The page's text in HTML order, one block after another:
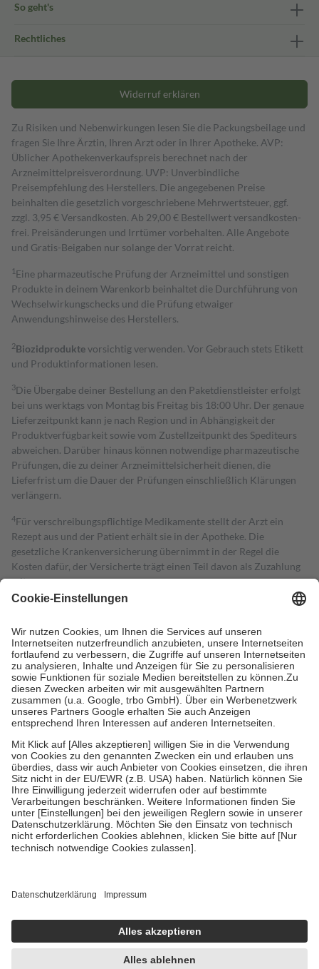
So geht's
Rechtliches
Widerruf erklären
Zu Risiken und Nebenwirkungen lesen Sie die Packungsbeilage und
fragen Sie Ihre Ärztin, Ihren Arzt oder in Ihrer Apotheke. AVP:
Üblicher Apothekenverkaufspreis berechnet nach der
Arzneimittelpreisverordnung. UVP: Unverbindliche
Preisempfehlung des Herstellers. Die angegebenen Preise
beinhalten die gesetzlich vorgeschriebene Mehrwertsteuer, ggf.
zzgl. 3,95 € Versandkosten. Ab 29,00 € Bestell­wert versand­kosten­
frei. Preisänderungen und Irrtümer vorbehalten. Alle Angebote
und Gratis-Beigaben nur solange der Vorrat reicht.
1 Eine pharmazeutische Prüfung der Arzneimittel und sonstigen
Produkte in deinem Warenkorb beinhaltet die Durchführung von
Wechselwirkungschecks und die Prüfung etwaiger
Anwendungshinweise des Herstellers.
2Biozidproduktevorsichtig verwenden. Vor Gebrauch stets Etikett
und Produktinformationen lesen.
3Die Übergabe deiner Bestellung an den Paketdienstleister erfolgt
bei uns werktags von Montag bis Freitag bis 18:00 Uhr. Der genaue
Lieferzeitpunkt kann je nach Region und in Abhängigkeit der
Produktverfügbarkeit sowie vom Zustellzeitpunkt des Spediteurs
abweichen. Darüber hinaus können notwendige pharmazeutische
Prüfungen, die zu deiner Arzneimittelsicherheit dienen, die
Lieferfrist um die Dauer der Prüfungen einschließlich Klärungen
verlängern.
4Für verschreibungspflichtige Medikamente stellt der Arzt ein
Rezept aus und der Patient erhält sie in der Apotheke. Die
gesetzliche Krankenversicherung übernimmt in der Regel die
Kosten dafür, der Versicherte trägt einen Teil davon als Zuzahlung
mit.
Grundsätzlich leisten Mitglieder Zuzahlungen in Höhe von zehn
höchstens zehn Euro.
Es sind jedoch nie mehr als die tatsächlichen
Kosten der Leistung zu entrichten.
Diese Regeln gelten grundsätzlich auch für Online-Apotheken.
Bei Heilmitteln und häuslicher Krankenpflege beträgt die
Zuzahlung zehn Prozent der Kosten sowie zehn Euro je
Verordnung.
Um das Engagement der Versicherten für ihre eigene Gesundheit zu
stärken und die besondere Stellung der Familie zu unterstützen,
fallenkeine Zuzahlungenan bei:
• Kindern und Jugendlichen bis zum vollendeten 18. Lebensjahr
mit Ausnahme der Fahrkosten
• Untersuchungen zur Vorsorge und Früherkennung, die von der
GKV getragen werden
• empfohlenen Schutzimpfungen
• Harn- und Blutteststreifen
getroffen, um sicherzustellen, dass es sich um echte Bewertungen
https://help.etrusted.com/hc/de/articles/4419944605341
Einige Bilder und Inhalte wurden unter Zuhilfenahme künstlicher